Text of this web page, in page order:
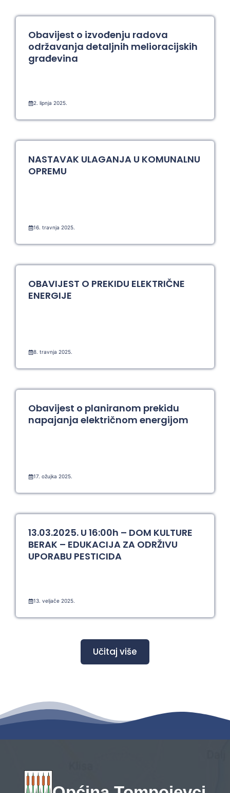
Obavijest o izvođenju radova
održavanja detaljnih melioracijskih
građevina
2. lipnja 2025.
NASTAVAK ULAGANJA U KOMUNALNU
OPREMU
16. travnja 2025.
OBAVIJEST O PREKIDU ELEKTRIČNE
ENERGIJE
8. travnja 2025.
Obavijest o planiranom prekidu
napajanja električnom energijom
17. ožujka 2025.
13.03.2025. U 16:00h – DOM KULTURE
BERAK – EDUKACIJA ZA ODRŽIVU
UPORABU PESTICIDA
13. veljače 2025.
Učitaj više